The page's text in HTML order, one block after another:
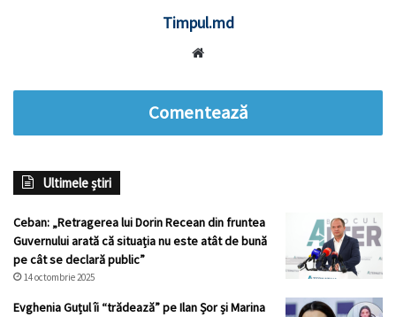
Timpul.md
Comentează
Ultimele știri
Ceban: „Retragerea lui Dorin Recean din fruntea
Guvernului arată că situația nu este atât de bună
pe cât se declară public”
14 octombrie 2025
Evghenia Guțul îi “trădează” pe Ilan Șor și Marina